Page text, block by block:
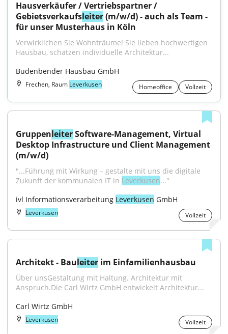
Hausverkäufer / Vertriebspartner /
Gebietsverkaufsleiter (m/w/d) - auch als Team -
für unser Musterhaus in Köln
Verwirklichen Sie Wohnträume! Sie lieben hochwertigen
Hausbau, schätzen individuelle Architektur...
Büdenbender Hausbau GmbH
Frechen, Raum Leverkusen Homeoffice Vollzeit
Gruppenleiter Software-Management, Virtual
Desktop Infrastructure und Client Management
(m/w/d)
"...Führung mit Wirkung – gestalte mit uns die digitale
Zukunft der kommunalen IT in Leverkusen..."
ivl Informationsverarbeitung Leverkusen GmbH
Leverkusen Vollzeit
Architekt - Bauleiter im Einfamilienhausbau
Über unsGestaltung mit Haltung. Architektur mit
Anspruch.Die Carl Wirtz GmbH entwickelt Architektur...
Carl Wirtz GmbH
Leverkusen Vollzeit